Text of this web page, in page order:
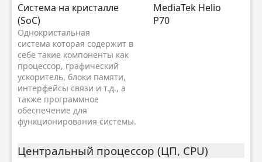
Система на кристалле
(SoC)
Однокристальная
система которая содержит в
себе такие компоненты как
процессор, графический
ускоритель, блоки памяти,
интерфейсы связи и т.д., а
также программное
обеспечение для
функционирования системы.
MediaTek Helio
P70
Центральный процессор (ЦП, CPU)